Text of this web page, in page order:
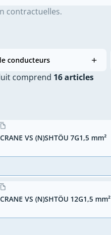
contractuelles.
conducteurs
comprend 16 articles
VS (N)SHTÖU 7G1,5 mm²
VS (N)SHTÖU 12G1,5 mm²